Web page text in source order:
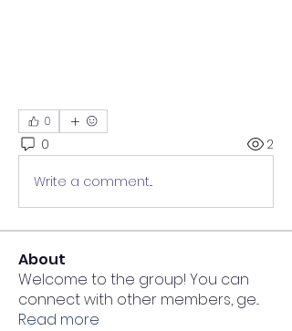
0
0 2
Write a comment...
About
Welcome to the group! You can
connect with other members, ge...
Read more